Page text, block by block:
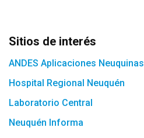
Sitios de interés
ANDES Aplicaciones
Hospital Regional Neuquén
Laboratorio Central
Neuquén Informa